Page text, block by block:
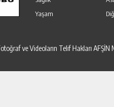
Yaşam
ve Videoların Telif Hakları